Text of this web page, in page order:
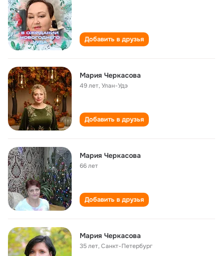
Добавить в друзья
Мария Черкасова
49 лет,Улан-Удэ
Добавить в друзья
Мария Черкасова
66 лет
Добавить в друзья
Мария Черкасова
35 лет,Санкт-Петербург